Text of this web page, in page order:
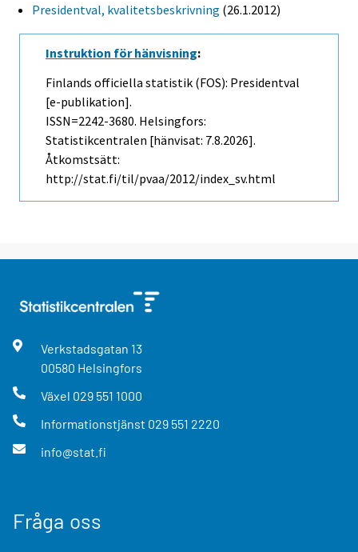
Presidentval, kvalitetsbeskrivning (26.1.2012)
Instruktion för hänvisning:
Finlands officiella statistik (FOS): Presidentval
[e-publikation].
ISSN=2242-3680. Helsingfors:
Statistikcentralen [hänvisat: 7.8.2026].
Åtkomstsätt:
http://stat.fi/til/pvaa/2012/index_sv.html
Verkstadsgatan 13
00580 Helsingfors
Växel 029 551 1000
Informationstjänst 029 551 2220
info@stat.fi
Fråga oss